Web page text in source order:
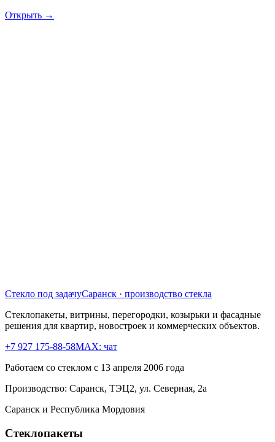
Открыть →
Стекло под задачуСаранск · производство стекла
Стеклопакеты, витрины, перегородки, козырьки и фасадные
решения для квартир, новостроек и коммерческих объектов.
+7 927 175-88-58MAX: чат
Работаем со стеклом с 13 апреля 2006 года
Производство: Саранск, ТЭЦ2, ул. Северная, 2а
Саранск и Республика Мордовия
Стеклопакеты